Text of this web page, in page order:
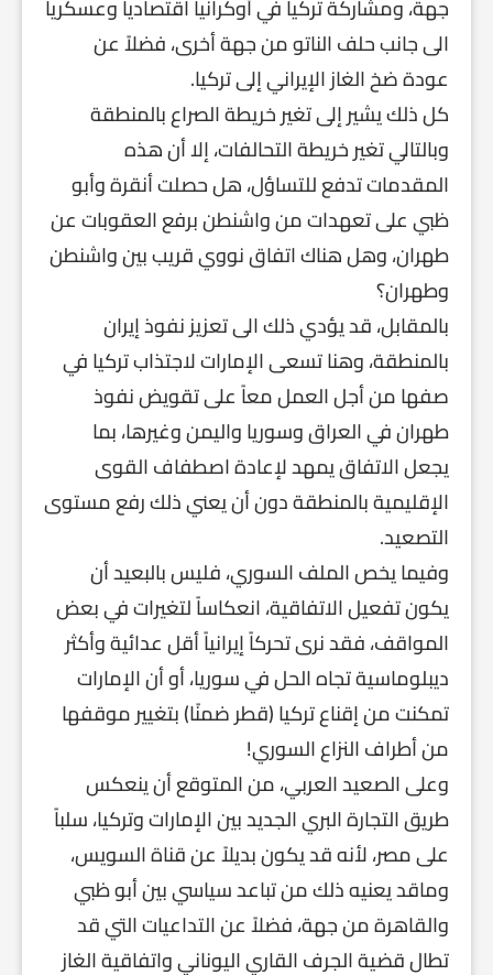
جهة، ومشاركة تركيا في أوكرانيا اقتصاديا وعسكرياً
الى جانب حلف الناتو من جهة أخرى، فضلاً عن
عودة ضخ الغاز الإيراني إلى تركيا.
كل ذلك يشير إلى تغير خريطة الصراع بالمنطقة
وبالتالي تغير خريطة التحالفات، إلا أن هذه
المقدمات تدفع للتساؤل، هل حصلت أنقرة وأبو
ظبي على تعهدات من واشنطن برفع العقوبات عن
طهران، وهل هناك اتفاق نووي قريب بين واشنطن
وطهران؟
بالمقابل، قد يؤدي ذلك الى تعزيز نفوذ إيران
بالمنطقة، وهنا تسعى الإمارات لاجتذاب تركيا في
صفها من أجل العمل معاً على تقويض نفوذ
طهران في العراق وسوريا واليمن وغيرها، بما
يجعل الاتفاق يمهد لإعادة اصطفاف القوى
الإقليمية بالمنطقة دون أن يعني ذلك رفع مستوى
التصعيد.
وفيما يخص الملف السوري، فليس بالبعيد أن
يكون تفعيل الاتفاقية، انعكاساً لتغيرات في بعض
المواقف، فقد نرى تحركاً إيرانياً أقل عدائية وأكثر
ديبلوماسية تجاه الحل في سوريا، أو أن الإمارات
تمكنت من إقناع تركيا (قطر ضمنًا) بتغيير موقفها
من أطراف النزاع السوري!
وعلى الصعيد العربي، من المتوقع أن ينعكس
طريق التجارة البري الجديد بين الإمارات وتركيا، سلباً
على مصر، لأنه قد يكون بديلاً عن قناة السويس،
وماقد يعنيه ذلك من تباعد سياسي بين أبو ظبي
والقاهرة من جهة، فضلاً عن التداعيات التي قد
تطال قضية الجرف القاري اليوناني واتفاقية الغاز